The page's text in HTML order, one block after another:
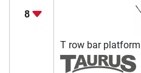
8
T row bar